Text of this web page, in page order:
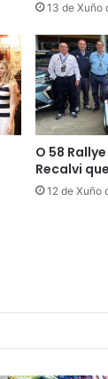
13 de Xuño
O 58
Recalvi
12 de Xuño